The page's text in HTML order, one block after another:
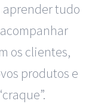
tudo
os clientes,
produtos e